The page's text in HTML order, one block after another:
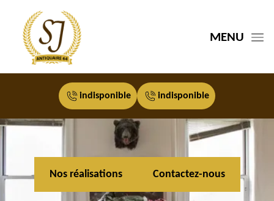
MENU
indisponible indisponible
Nos réalisations Contactez-nous